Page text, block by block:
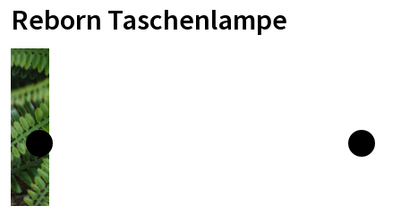
Reborn Taschenlampe